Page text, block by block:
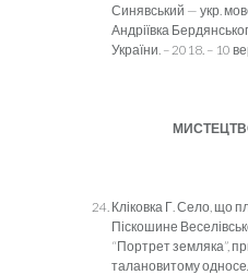
Синявський — укр.
Андріївка
України. – 2018. – 10
Кліковка Г. Село, що
Піскошине
“Портрет земляка”,
талановитому